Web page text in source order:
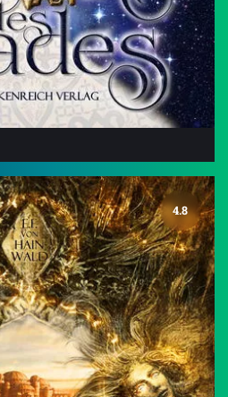
4.8